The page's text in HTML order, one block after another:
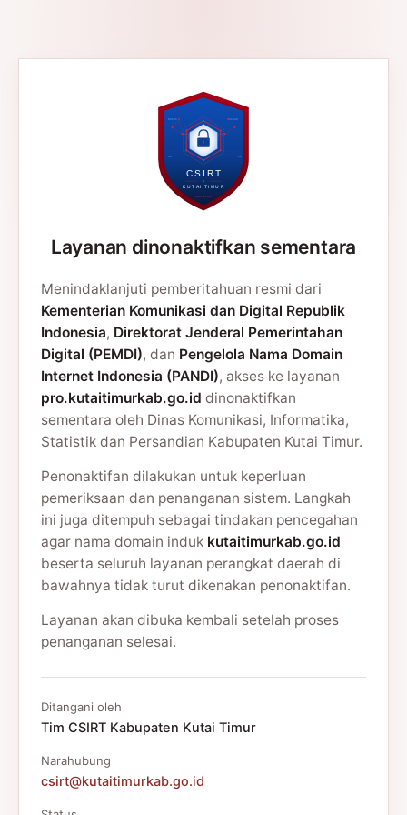
Layanan dinonaktifkan sementara
Menindaklanjuti pemberitahuan resmi dari
Kementerian Komunikasi dan Digital Republik
Indonesia, Direktorat Jenderal Pemerintahan
Digital (PEMDI), dan Pengelola Nama Domain
Internet Indonesia (PANDI), akses ke layanan
pro.kutaitimurkab.go.id dinonaktifkan
sementara oleh Dinas Komunikasi, Informatika,
Statistik dan Persandian Kabupaten Kutai Timur.
Penonaktifan dilakukan untuk keperluan
pemeriksaan dan penanganan sistem. Langkah
ini juga ditempuh sebagai tindakan pencegahan
agar nama domain induk kutaitimurkab.go.id
beserta seluruh layanan perangkat daerah di
bawahnya tidak turut dikenakan penonaktifan.
Layanan akan dibuka kembali setelah proses
penanganan selesai.
Ditangani oleh
Tim CSIRT Kabupaten Kutai Timur
Narahubung
csirt@kutaitimurkab.go.id